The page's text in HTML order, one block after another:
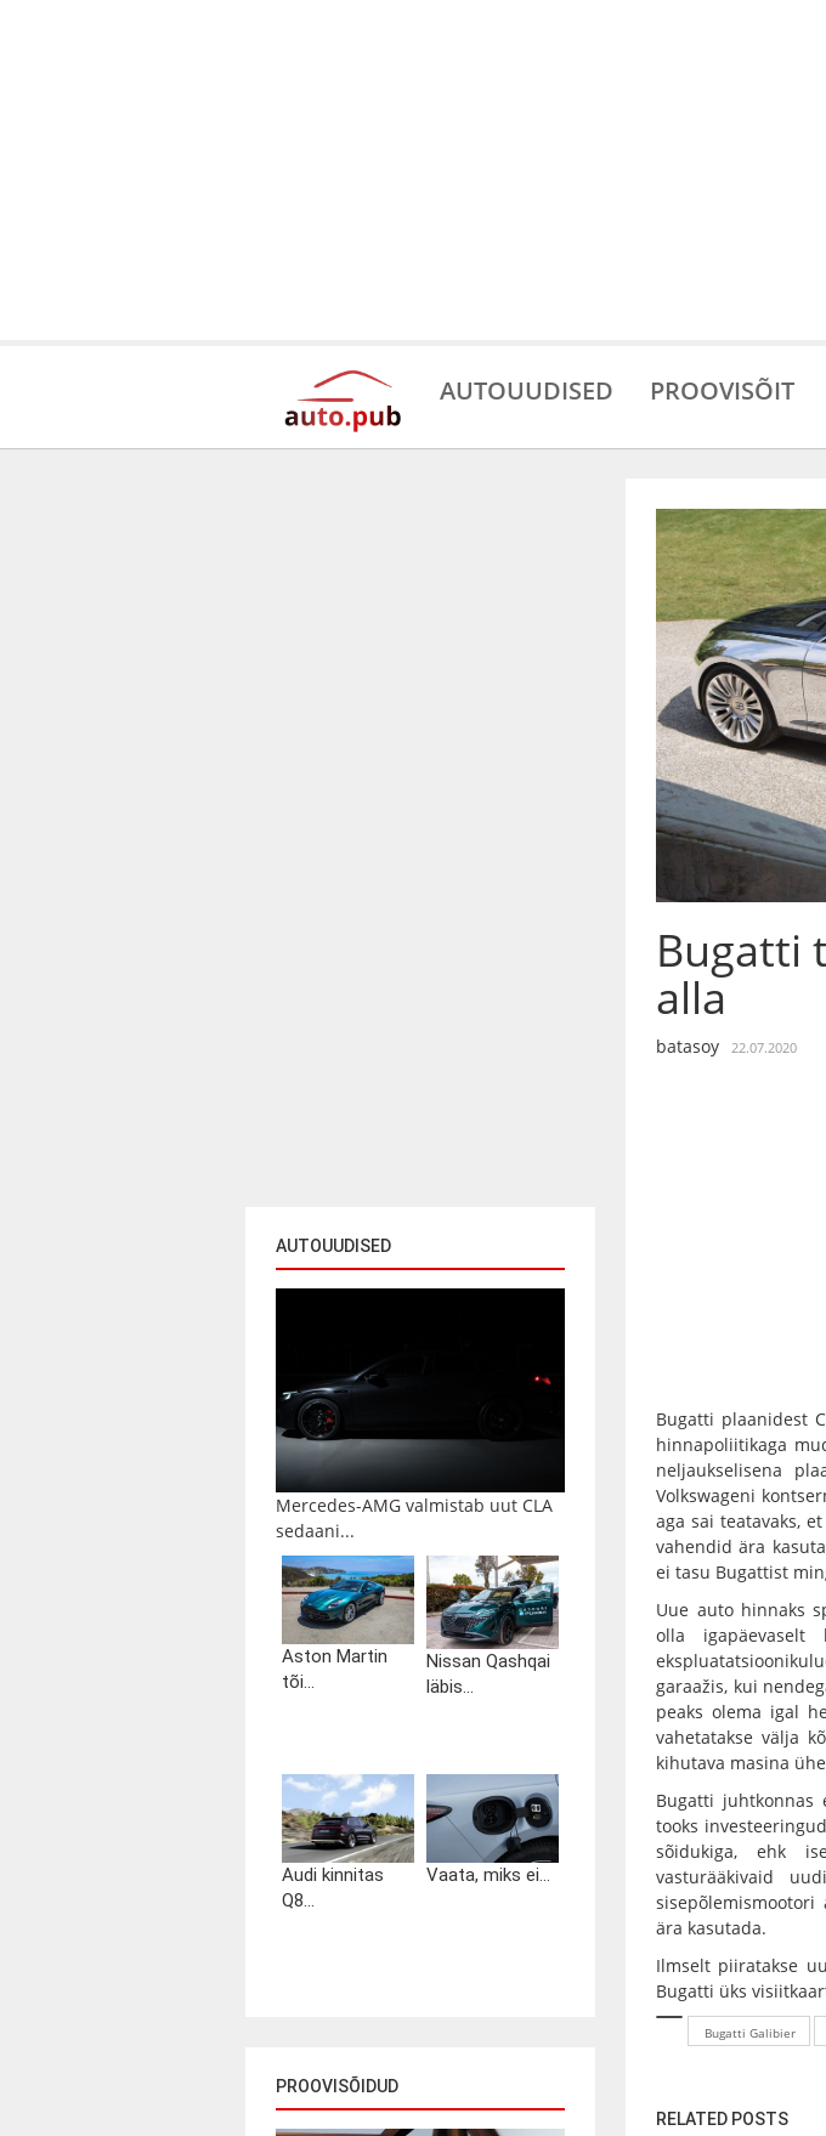
AUTOUUDISED PROOVISÕIT
AUTOUUDISED
Mercedes-AMG valmistab uut CLA
sedaani...
Aston Martin
tõi...
Nissan Qashqai
läbis...
Audi kinnitas
Q8...
Vaata, miks ei...
PROOVISÕIDUD
Bugatti
alla
batasoy 22.07.2020
Bugatti plaanidest
hinnapoliitikaga
neljaukselisena
Volkswageni
aga sai teatavaks,
vahendid ära
ei tasu Bugattist
Uue auto hinnaks
olla
garaažis, kui
peaks olema igal
vahetatakse välja
kihutava masina
Bugatti juhtkonnas
tooks
sõidukiga, ehk
vasturääkivaid
ära kasutada.
Ilmselt piiratakse
Bugatti üks
Bugatti Galibier
RELATED POSTS